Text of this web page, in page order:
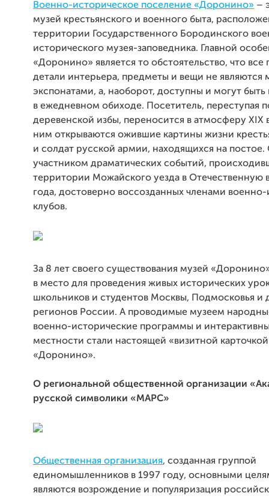
Военно-историческое поселение «Доронино» –
музей крестьянского и военного быта,
территории Государственного Бородинского
исторического музея-заповедника. Главной
«Доронино» является то обстоятельство, что все
детали интерьера, предметы и вещи не являются
экспонатами, а, наоборот, доступны и могут быть
в ежедневном обиходе. Посетитель, переступая
деревенской избы, переносится в атмосферу XIX
ним открываются ожившие картины жизни
и солдат русской армии, находящихся на постое.
участником драматических событий,
территории Можайского уезда в Отечественную
года, достоверно воссозданных членами военно-
клубов.
За 8 лет своего существования музей
в место для проведения живых исторических
школьников и студентов Москвы, Подмосковья и
регионов России. А проводимые музеем
военно-исторические программы и
местности стали настоящей «визитной
«Доронино».
О региональной общественной организации
русской символики «МАРС»
Общественная организация, созданная группой
единомышленников в 1997 году, основными
являются возрождение и популяризация